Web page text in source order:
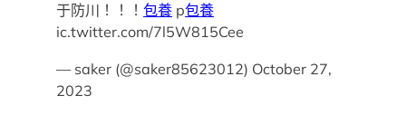
于防川！！！包養 p包養
ic.twitter.com/7l5W815Cee
— saker (@saker85623012) October 27,
2023